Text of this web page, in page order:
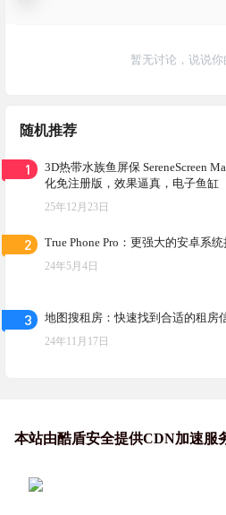
暂无讨论，说说
随机推荐
1
3D热带水族鱼屏保 SereneScreen
化免注册版，效果逼真，电子鱼缸
25年12月23日
2 True Phone Pro：更强大的安卓系
24年5月4日
3 地图搜租房：快速找到合适的租房
24年11月17日
本站由酷盾安全提供CDN加速服